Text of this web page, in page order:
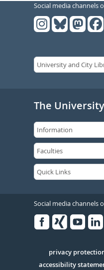
Social media channels
The
Social media channels
Serivce
privacy
accessibility